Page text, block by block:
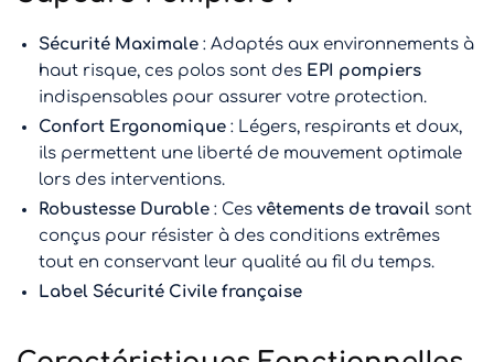
Sécurité Maximale : Adaptés aux environnements à
haut risque, ces polos sont des EPI pompiers
indispensables pour assurer votre protection.
Confort Ergonomique : Légers, respirants et doux,
ils permettent une liberté de mouvement optimale
lors des interventions.
Robustesse Durable : Ces vêtements de travail sont
conçus pour résister à des conditions extrêmes
tout en conservant leur qualité au fil du temps.
Label Sécurité Civile française